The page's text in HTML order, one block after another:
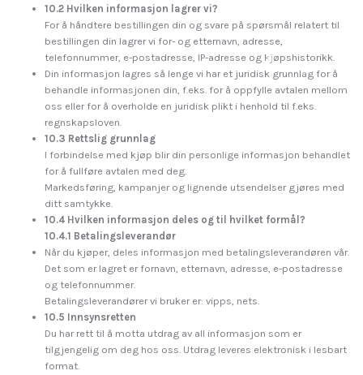
10.2 Hvilken informasjon lagrer vi?
For å håndtere bestillingen din og svare på spørsmål relatert til
bestillingen din lagrer vi for- og etternavn, adresse,
telefonnummer, e-postadresse, IP-adresse og kjøpshistorikk.
Din informasjon lagres så lenge vi har et juridisk grunnlag for å
behandle informasjonen din, f.eks. for å oppfylle avtalen mellom
oss eller for å overholde en juridisk plikt i henhold til f.eks.
regnskapsloven.
10.3 Rettslig grunnlag
I forbindelse med kjøp blir din personlige informasjon behandlet
for å fullføre avtalen med deg.
Markedsføring, kampanjer og lignende utsendelser gjøres med
ditt samtykke.
10.4 Hvilken informasjon deles og til hvilket formål?
10.4.1 Betalingsleverandør
Når du kjøper, deles informasjon med betalingsleverandøren vår.
Det som er lagret er fornavn, etternavn, adresse, e-postadresse
og telefonnummer.
Betalingsleverandører vi bruker er: vipps, nets.
10.5 Innsynsretten
Du har rett til å motta utdrag av all informasjon som er
tilgjengelig om deg hos oss. Utdrag leveres elektronisk i lesbart
format.